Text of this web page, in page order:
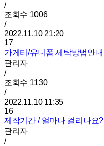
/
조회수 1006
/
2022.11.10 21:20
17
가게티/유니폼 세탁방법안내
관리자
/
조회수 1130
/
2022.11.10 11:35
16
제작기간 / 얼마나 걸리나요?
관리자
/